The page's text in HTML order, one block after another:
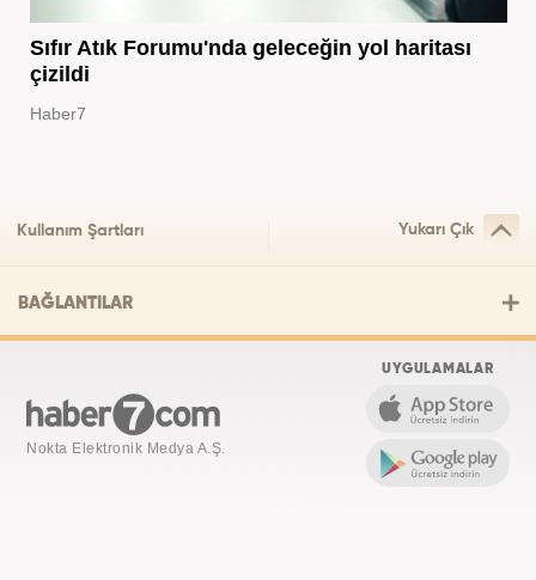
Sıfır Atık Forumu'nda geleceğin yol haritası
çizildi
Haber7
Kullanım Şartları Yukarı Çık
BAĞLANTILAR
Nokta Elektronik Medya A.Ş.
UYGULAMALAR